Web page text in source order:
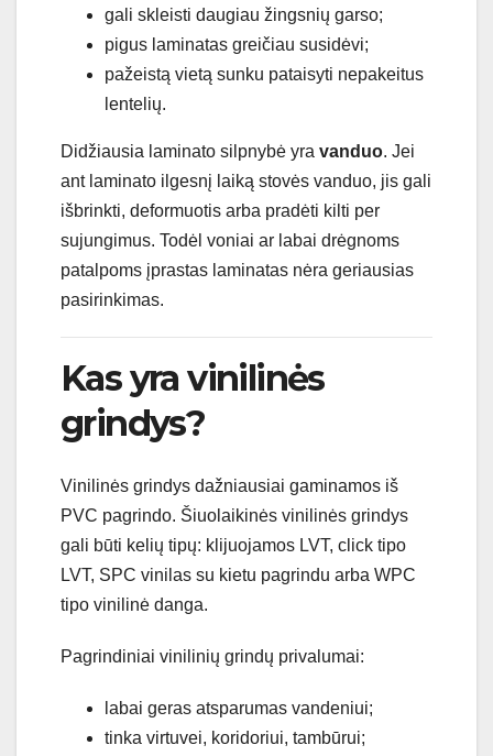
gali skleisti daugiau žingsnių garso;
pigus laminatas greičiau susidėvi;
pažeistą vietą sunku pataisyti nepakeitus
lentelių.
Didžiausia laminato silpnybė yra vanduo. Jei
ant laminato ilgesnį laiką stovės vanduo, jis gali
išbrinkti, deformuotis arba pradėti kilti per
sujungimus. Todėl voniai ar labai drėgnoms
patalpoms įprastas laminatas nėra geriausias
pasirinkimas.
Kas yra vinilinės
grindys?
Vinilinės grindys dažniausiai gaminamos iš
PVC pagrindo. Šiuolaikinės vinilinės grindys
gali būti kelių tipų: klijuojamos LVT, click tipo
LVT, SPC vinilas su kietu pagrindu arba WPC
tipo vinilinė danga.
Pagrindiniai vinilinių grindų privalumai:
labai geras atsparumas vandeniui;
tinka virtuvei, koridoriui, tambūrui;